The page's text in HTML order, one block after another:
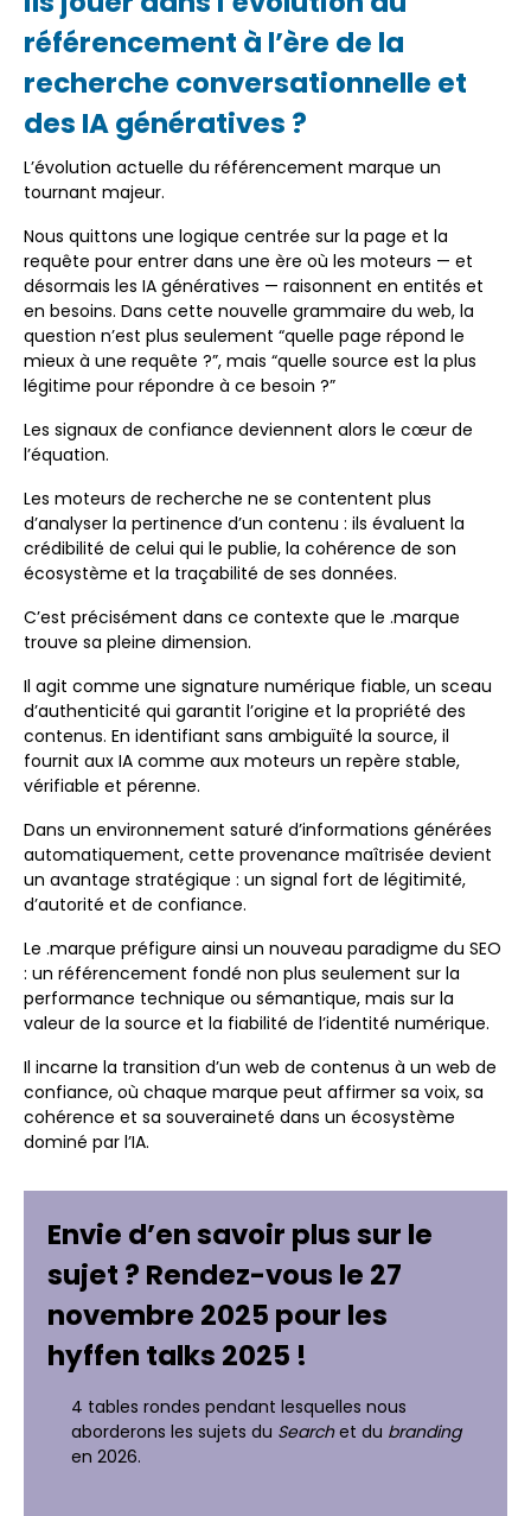
référencement à l’ère de la
recherche conversationnelle et
des IA génératives ?
L’évolution actuelle du référencement marque un
tournant majeur.
Nous quittons une logique centrée sur la page et la
requête pour entrer dans une ère où les moteurs — et
désormais les IA génératives — raisonnent en entités et
en besoins. Dans cette nouvelle grammaire du web, la
question n’est plus seulement “quelle page répond le
mieux à une requête ?”, mais “quelle source est la plus
légitime pour répondre à ce besoin ?”
Les signaux de confiance deviennent alors le cœur de
l’équation.
Les moteurs de recherche ne se contentent plus
d’analyser la pertinence d’un contenu : ils évaluent la
crédibilité de celui qui le publie, la cohérence de son
écosystème et la traçabilité de ses données.
C’est précisément dans ce contexte que le .marque
trouve sa pleine dimension.
Il agit comme une signature numérique fiable, un sceau
d’authenticité qui garantit l’origine et la propriété des
contenus. En identifiant sans ambiguïté la source, il
fournit aux IA comme aux moteurs un repère stable,
vérifiable et pérenne.
Dans un environnement saturé d’informations générées
automatiquement, cette provenance maîtrisée devient
un avantage stratégique : un signal fort de légitimité,
d’autorité et de confiance.
Le .marque préfigure ainsi un nouveau paradigme du SEO
: un référencement fondé non plus seulement sur la
performance technique ou sémantique, mais sur la
valeur de la source et la fiabilité de l’identité numérique.
Il incarne la transition d’un web de contenus à un web de
confiance, où chaque marque peut affirmer sa voix, sa
cohérence et sa souveraineté dans un écosystème
dominé par l’IA.
Envie d’en savoir plus sur le
sujet ? Rendez-vous le 27
novembre 2025 pour les
hyffen talks 2025 !
4 tables rondes pendant lesquelles nous
aborderons les sujets du Searchet du branding
en 2026.